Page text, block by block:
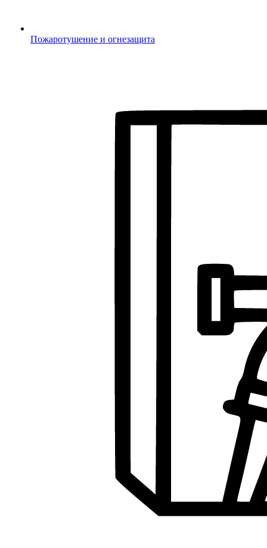
Пожаротушение и огнезащита